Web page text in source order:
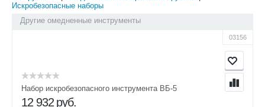
Искробезопасные наборы
Другие омедненные инструменты
03156
Набор искробезопасного инструмента ВБ-5
12 932 руб.